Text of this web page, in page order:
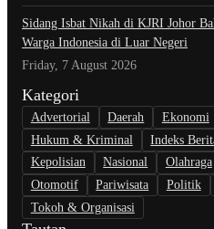
Sidang Isbat Nikah di KJRI Johor
Warga Indonesia di Luar Negeri
Friday, 7 August 2026
Kategori
Advertorial Daerah Ekonomi
Hukum & Kriminal
Indeks
Kepolisian
Nasional Olahraga
Otomotif
Pariwisata Politik
Tokoh & Organisasi